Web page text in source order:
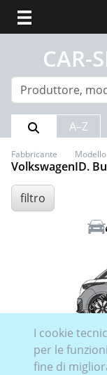
CAR-
Risultato della
A–Z
Fabbricante
Volkswagen
Modello
ID.
filtro
VW_936:
portellone
Destra
I cookie
per le
fine di